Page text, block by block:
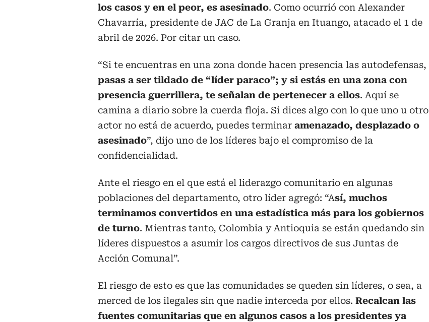
los casos y en el peor, es asesinado. Como ocurrió con Alexander
Chavarría, presidente de JAC de La Granja en Ituango, atacado el 1 de
abril de 2026. Por citar un caso.
“Si te encuentras en una zona donde hacen presencia las autodefensas,
pasas a ser tildado de “líder paraco”; y si estás en una zona con
presencia guerrillera, te señalan de pertenecer a ellos. Aquí se
camina a diario sobre la cuerda floja. Si dices algo con lo que uno u otro
actor no está de acuerdo, puedes terminar amenazado, desplazado o
asesinado”, dijo uno de los líderes bajo el compromiso de la
confidencialidad.
Ante el riesgo en el que está el liderazgo comunitario en algunas
poblaciones del departamento, otro líder agregó: “Así, muchos
terminamos convertidos en una estadística más para los gobiernos
de turno. Mientras tanto, Colombia y Antioquia se están quedando sin
líderes dispuestos a asumir los cargos directivos de sus Juntas de
Acción Comunal”.
El riesgo de esto es que las comunidades se queden sin líderes, o sea, a
merced de los ilegales sin que nadie interceda por ellos. Recalcan las
fuentes comunitarias que en algunos casos a los presidentes ya